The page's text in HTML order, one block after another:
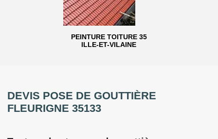
PEINTURE TOITURE 35
ILLE-ET-VILAINE
DEVIS POSE DE GOUTTIÈRE
FLEURIGNE 35133